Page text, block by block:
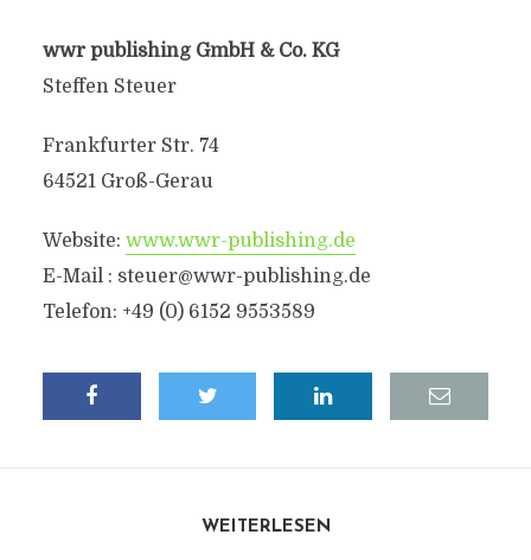
wwr publishing GmbH & Co. KG
Steffen Steuer
Frankfurter Str. 74
64521 Groß-Gerau
Website: www.wwr-publishing.de
E-Mail : steuer@wwr-publishing.de
Telefon: +49 (0) 6152 9553589
WEITERLESEN